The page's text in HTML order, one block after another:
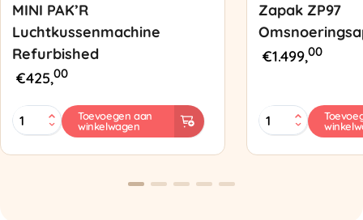
MINI PAK’R
Luchtkussenmachine
Refurbished
€425,00
MINI
PAK'R
Refurbished
Toevoegen aan
winkelwagen
Zapak ZP97
€1.499,00
Zapak
ZP97
aantal